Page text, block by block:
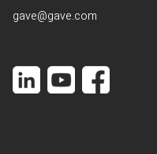
gave@gave.com